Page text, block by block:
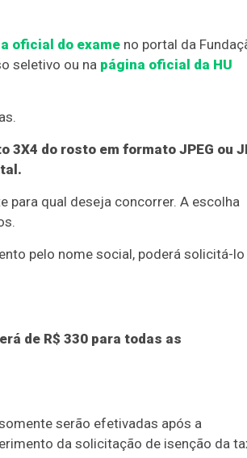
oficial do exame no portal da
seletivo ou na página oficial da HU
3X4 do rosto em formato JPEG ou
para qual deseja concorrer. A escolha
pelo nome social, poderá solicitá-
de R$ 330 para todas as
serão efetivadas após a
da solicitação de isenção da